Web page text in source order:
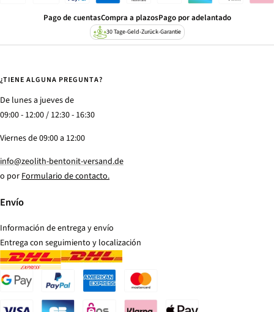
Pago de cuentasCompra a plazosPago por adelantado
30 Tage-Geld-Zurück-Garantie
¿TIENE ALGUNA PREGUNTA?
De lunes a jueves de
09:00 - 12:00 / 12:30 - 16:30
Viernes de 09:00 a 12:00
info@zeolith-bentonit-versand.de
o porFormulario de contacto.
Envío
Información de entrega y envío
Entrega con seguimiento y localización